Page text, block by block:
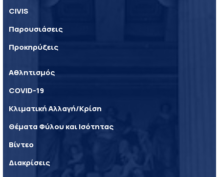
CIVIS
Παρουσιάσεις
Προκηρύξεις
Αθλητισμός
COVID-19
Κλιματική Αλλαγή/Κρίση
Θέματα Φύλου και Ισότητας
Βίντεο
Διακρίσεις